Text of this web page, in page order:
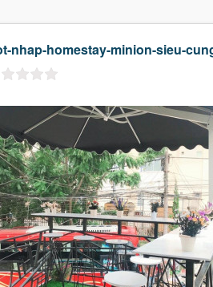
nhap-homestay-minion-sieu-